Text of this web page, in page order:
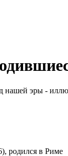
родился в Риме